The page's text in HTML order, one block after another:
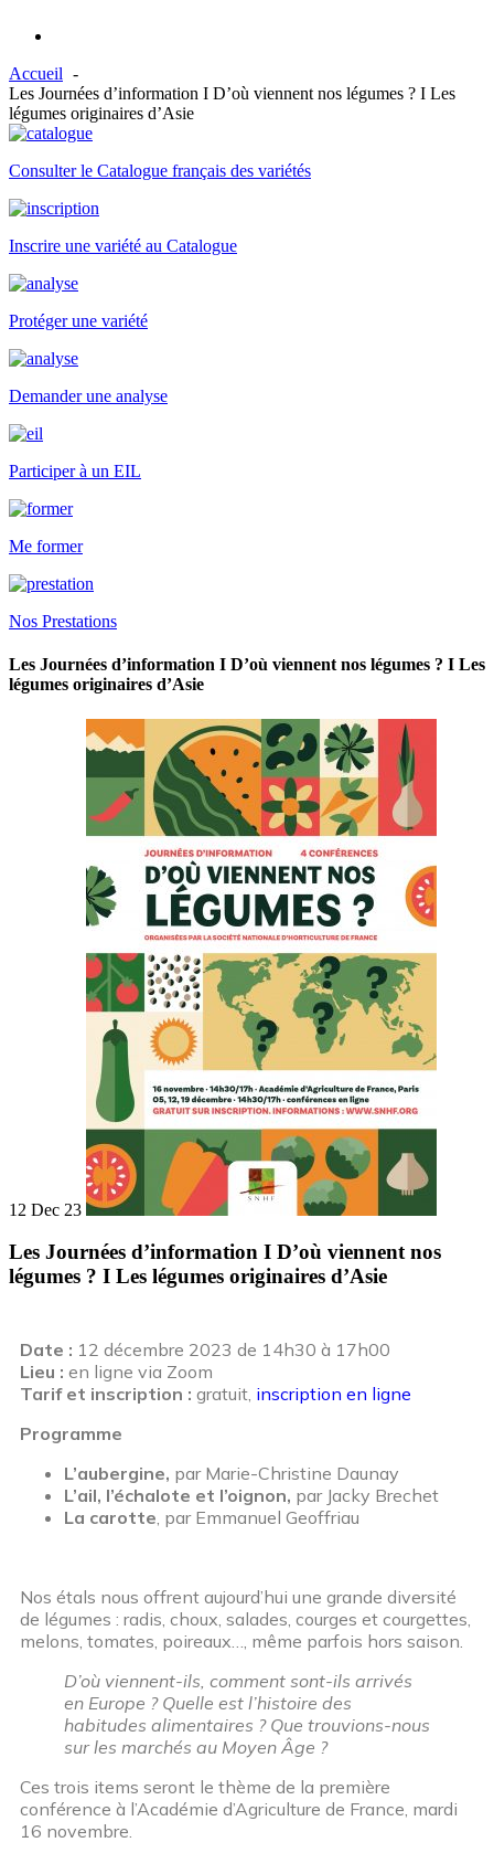
Accueil
Les Journées d’information I D’où viennent nos légumes ? I Les
légumes originaires d’Asie
Consulter le Catalogue français des variétés
Inscrire une variété au Catalogue
Protéger une variété
Demander une analyse
Participer à un EIL
Me former
Nos Prestations
Les Journées d’information I D’où viennent nos légumes ? I Les
légumes originaires d’Asie
12 Dec 23
Les Journées d’information I D’où viennent nos
légumes ? I Les légumes originaires d’Asie
Date : 12 décembre 2023 de 14h30 à 17h00
Lieu : en ligne via Zoom
Tarif et inscription : gratuit, inscription en ligne
Programme
L’aubergine, par Marie-Christine Daunay
L’ail, l’échalote et l’oignon, par Jacky Brechet
La carotte , par Emmanuel Geoffriau
Nos étals nous offrent aujourd’hui une grande diversité
de légumes : radis, choux, salades, courges et courgettes,
melons, tomates, poireaux…, même parfois hors saison.
D’où viennent-ils, comment sont-ils arrivés
en Europe ? Quelle est l’histoire des
habitudes alimentaires ? Que trouvions-nous
sur les marchés au Moyen Âge ?
Ces trois items seront le thème de la première
conférence à l’Académie d’Agriculture de France, mardi
16 novembre.